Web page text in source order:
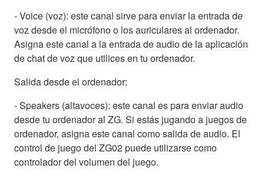
- Voice (voz): este canal sirve para enviar la entrada de
voz desde el micrófono o los auriculares al ordenador.
Asigna este canal a la entrada de audio de la aplicación
de chat de voz que utilices en tu ordenador.
Salida desde el ordenador:
- Speakers (altavoces): este canal es para enviar audio
desde tu ordenador al ZG. Si estás jugando a juegos de
ordenador, asigna este canal como salida de audio. El
control de juego del ZG02 puede utilizarse como
controlador del volumen del juego.